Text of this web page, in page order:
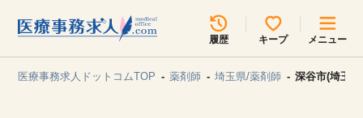
履歴 キープ メニュー
医療事務求人ドットコムTOP 薬剤師 埼玉県/薬剤師 深谷市(埼玉
所在地のエリアを選択してください
各支店担当よりご連絡させていただきます。